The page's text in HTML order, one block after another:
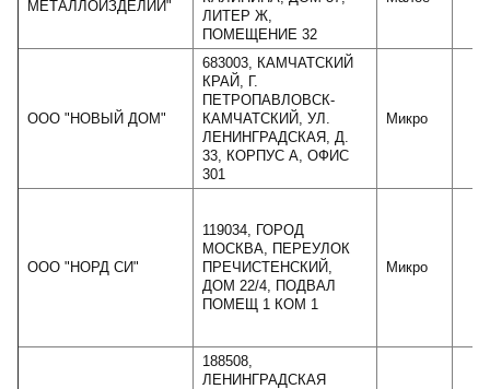
МЕТАЛЛОИЗДЕЛИЙ"
ЛИТЕР Ж,
ПОМЕЩЕНИЕ 32
ООО "НОВЫЙ ДОМ"
683003, КАМЧАТСКИЙ
КРАЙ, Г.
ПЕТРОПАВЛОВСК-
КАМЧАТСКИЙ, УЛ.
ЛЕНИНГРАДСКАЯ, Д.
33, КОРПУС А, ОФИС
301
Микро
ООО "НОРД СИ"
119034, ГОРОД
МОСКВА, ПЕРЕУЛОК
ПРЕЧИСТЕНСКИЙ,
ДОМ 22/4, ПОДВАЛ
ПОМЕЩ 1 КОМ 1
Микро
188508,
ЛЕНИНГРАДСКАЯ